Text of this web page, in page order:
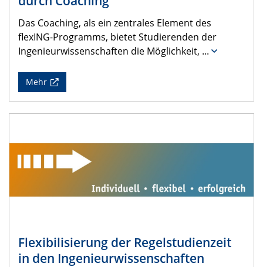
Das Coaching, als ein zentrales Element des
flexING-Programms, bietet Studierenden der
Ingenieurwissenschaften die Möglichkeit, ...
Mehr
Flexibilisierung der Regelstudienzeit
in den Ingenieurwissenschaften